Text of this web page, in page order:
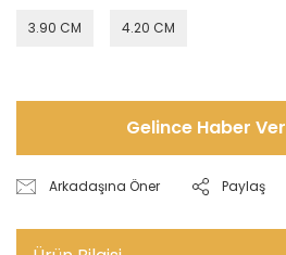
3.90 CM 4.20 CM
Gelince Haber Ver
Arkadaşına Öner Paylaş